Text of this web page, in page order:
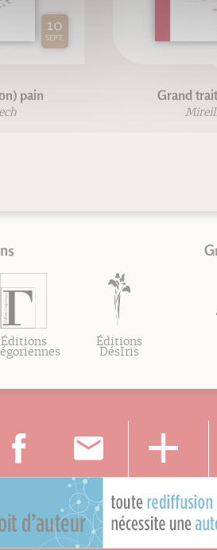
10
SEPT.
pain Grand
Éditions Éditions
DésIris